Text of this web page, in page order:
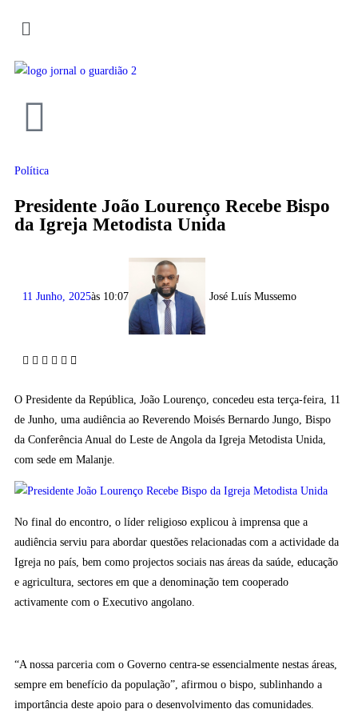
Política
Presidente João Lourenço Recebe Bispo
da Igreja Metodista Unida
11 Junho, 2025às 10:07 José Luís Mussemo
O Presidente da República, João Lourenço, concedeu esta terça-feira, 11
de Junho, uma audiência ao Reverendo Moisés Bernardo Jungo, Bispo
da Conferência Anual do Leste de Angola da Igreja Metodista Unida,
com sede em Malanje.
No final do encontro, o líder religioso explicou à imprensa que a
audiência serviu para abordar questões relacionadas com a actividade da
Igreja no país, bem como projectos sociais nas áreas da saúde, educação
e agricultura, sectores em que a denominação tem cooperado
activamente com o Executivo angolano.
“A nossa parceria com o Governo centra-se essencialmente nestas áreas,
sempre em benefício da população”, afirmou o bispo, sublinhando a
importância deste apoio para o desenvolvimento das comunidades.